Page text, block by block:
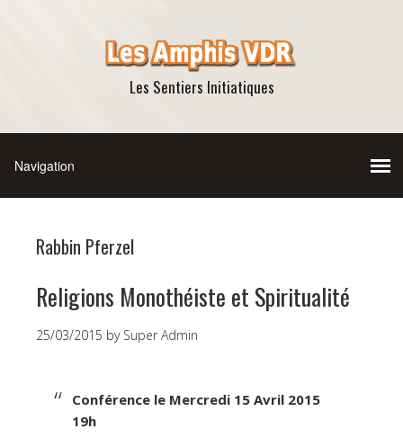
Les Sentiers Initiatiques
Rabbin Pferzel
Religions Monothéiste et Spiritualité
25/03/2015 by Super Admin
Conférence le Mercredi 15 Avril 2015
19h